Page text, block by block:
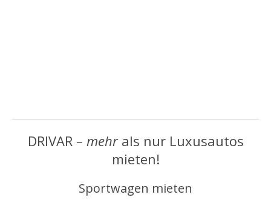
DRIVAR – mehrals nur Luxusautos
mieten!
Sportwagen mieten